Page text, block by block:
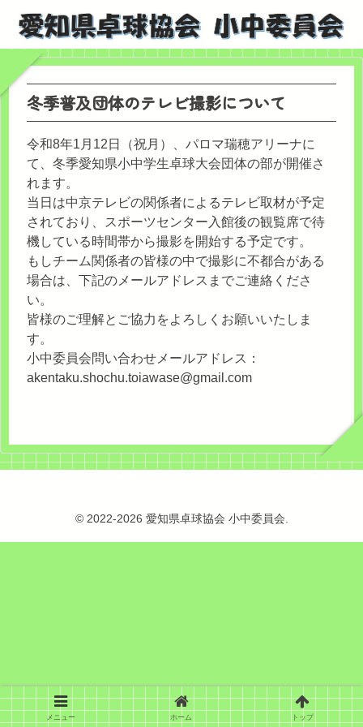
冬季普及団体のテレビ撮影について
令和8年1月12日（祝月）、パロマ瑞穂アリーナに
て、冬季愛知県小中学生卓球大会団体の部が開催さ
れます。
当日は中京テレビの関係者によるテレビ取材が予定
されており、スポーツセンター入館後の観覧席で待
機している時間帯から撮影を開始する予定です。
もしチーム関係者の皆様の中で撮影に不都合がある
場合は、下記のメールアドレスまでご連絡くださ
い。
皆様のご理解とご協力をよろしくお願いいたしま
す。
小中委員会問い合わせメールアドレス：
akentaku.shochu.toiawase@gmail.com
© 2022-2026 愛知県卓球協会 小中委員会.
メニュー ホーム トップ